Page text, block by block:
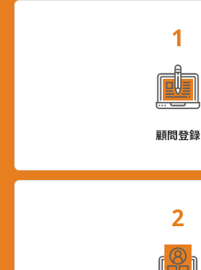
1
顧問登録
2